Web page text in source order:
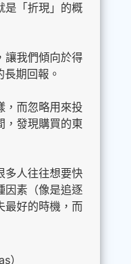
是「折現」的概
讓我們傾向於得
期回報。
，而忽略用來投
，發現購買的東
多人往往想要快
因素（像是追逐
最好的時機，而
）